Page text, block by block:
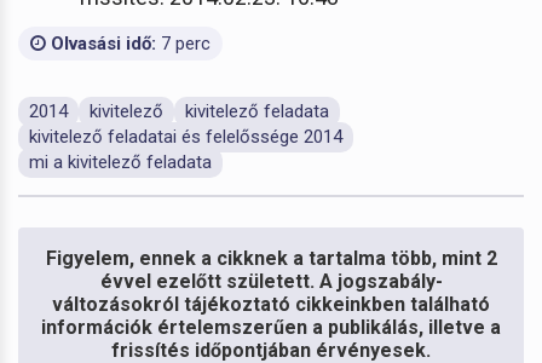
Olvasási idő: 7 perc
2014 kivitelező
kivitelező feladata
kivitelező feladatai és felelőssége 2014
mi a kivitelező feladata
Figyelem, ennek a cikknek a tartalma több, mint 2
évvel ezelőtt született. A jogszabály-
változásokról tájékoztató cikkeinkben található
információk értelemszerűen a publikálás, illetve a
frissítés időpontjában érvényesek.